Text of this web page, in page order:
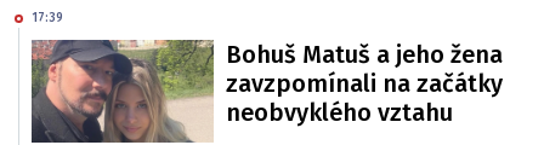
17:39
Bohuš Matuš a jeho žena
zavzpomínali na začátky
neobvyklého vztahu